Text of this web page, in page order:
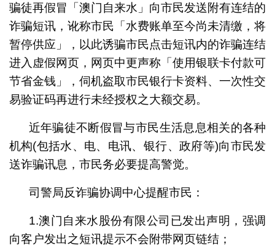
骗徒再假冒「澳门自来水」向市民发送附有连结的
诈骗短讯，讹称市民「水费账单至今尚未清缴，将
暂停供应」，以此诱骗市民点击短讯内的诈骗连结
进入虚假网页，网页中更声称「使用银联卡付款可
节省金钱」，伺机盗取市民银行卡资料、一次性交
易验证码再进行未经授权之大额交易。
近年骗徒不断假冒与市民生活息息相关的各种
机构(包括水、电、电讯、银行、政府等)向市民发
送诈骗讯息，市民务必要提高警觉。
司警局反诈骗协调中心提醒市民：
1.澳门自来水股份有限公司已发出声明，强调
向客户发出之短讯提示不会附带网页链结；